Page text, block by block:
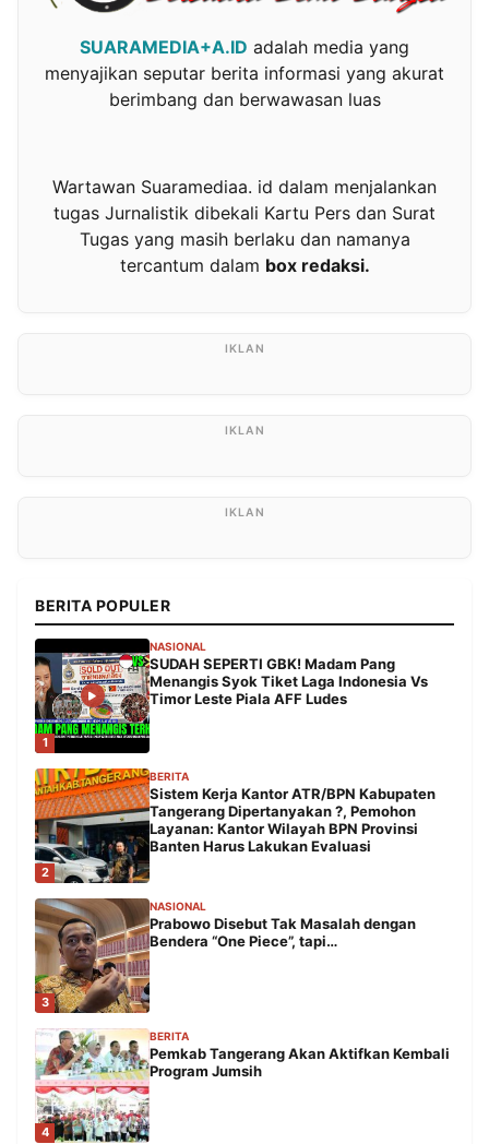
SUARAMEDIA+A.ID adalah media yang
menyajikan seputar berita informasi yang akurat
berimbang dan berwawasan luas
Wartawan Suaramediaa. id dalam menjalankan
tugas Jurnalistik dibekali Kartu Pers dan Surat
Tugas yang masih berlaku dan namanya
tercantum dalam box redaksi.
BERITA POPULER
1
NASIONAL
SUDAH SEPERTI GBK! Madam Pang
Menangis Syok Tiket Laga Indonesia Vs
Timor Leste Piala AFF Ludes
2
BERITA
Sistem Kerja Kantor ATR/BPN Kabupaten
Tangerang Dipertanyakan ?, Pemohon
Layanan: Kantor Wilayah BPN Provinsi
Banten Harus Lakukan Evaluasi
3
NASIONAL
Prabowo Disebut Tak Masalah dengan
Bendera “One Piece”, tapi…
4
BERITA
Pemkab Tangerang Akan Aktifkan Kembali
Program Jumsih